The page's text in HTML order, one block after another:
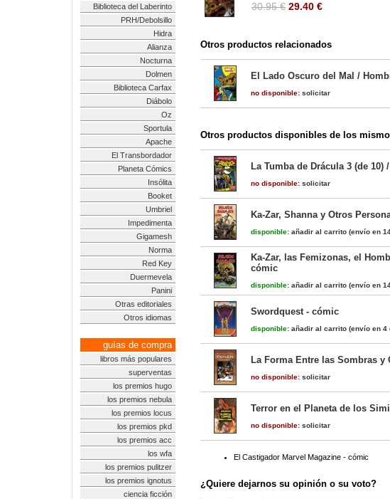
Biblioteca del Laberinto
PRH/Debolsillo
Hidra
Alianza
Nocturna
Dolmen
Biblioteca Carfax
Diábolo
Oz
Sportula
Apache
El Transbordador
Planeta Cómics
Insólita
Booket
Umbriel
Impedimenta
Gigamesh
Norma
Red Key
Duermevela
Panini
Otras editoriales
Otros idiomas
guías de compra
libros más populares
superventas
los premios hugo
los premios nebula
los premios locus
los premios pkd
los premios acc
los wfa
los premios pulitzer
los premios ignotus
ciencia ficción
30.95 € 29.40 €
Otros productos relacionados
El Lado Oscuro del Mal /
no disponible: solicitar
Otros productos disponibles de los
La Tumba de Drácula 3 (de
no disponible: solicitar
Ka-Zar, Shanna y Otros
disponible: añadir al carrito (envío en
Ka-Zar, las Femizonas, el
cómic
disponible: añadir al carrito (envío en
Swordquest - cómic
disponible: añadir al carrito (envío en 4
La Forma Entre las Sombras
no disponible: solicitar
Terror en el Planeta de los
no disponible: solicitar
El Castigador Marvel Magazine - cómic
¿Quiere dejarnos su opinión o su voto?